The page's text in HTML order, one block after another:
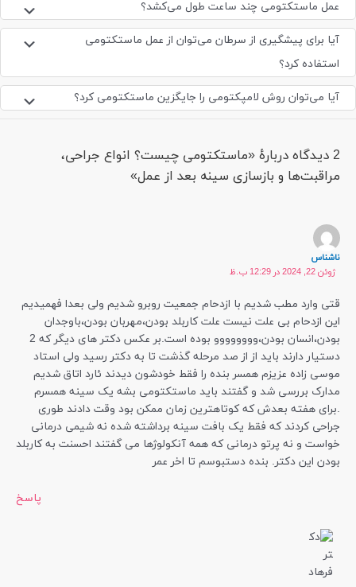
عمل ماستکتومی چند ساعت طول می‌کشد؟
آیا برای پیشگیری از سرطان می‌توان از عمل ماستکتومی
استفاده کرد؟
آیا می‌توان روش لامپکتومی را جایگزین ماستکتومی کرد؟
2 دیدگاه دربارهٔ «ماستکتومی چیست؟ انواع جراحی،
مراقبت‌ها و بازسازی سینه بعد از عمل»
ناشناس
ژوئن 22, 2024 در 12:29 ب.ظ
قتی وارد مطب شدیم با ازدحام جمعیت روبرو شدیم ولی بعدا فهمیدیم
این ازدحام بی علت نیست علت کاربلد بودن،مهربان بودن،باوجدان
بودن،انسان بودن،وووووووو بوده است.بر عکس دکتر های دیگر که 2
دستیار دارند باید از از صد مرحله گذشت تا به دکتر رسید ولی استاد
موسی زاده عزیزم همسر بنده را فقط خودشون دیدند ئارد اتاق شدیم
مدارک بررسی شد و گفتند باید ماستکتومی بشه یک سینه همسرم
.برای هفته بعدش که کوتاهترین زمان ممکن بود وقت دادند طوری
جراحی کردند که فقط یک بافت سینه برداشته شده نه شیمی درمانی
خواست و نه پرتو درمانی که همه آنکولوژها می گفتند احسنت به کاربلد
بودن این دکتر. بنده دستبوسم تا اخر عمر
پاسخ